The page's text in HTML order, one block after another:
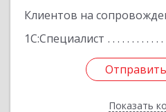
Клиентов на
1С:Специалист
Показать